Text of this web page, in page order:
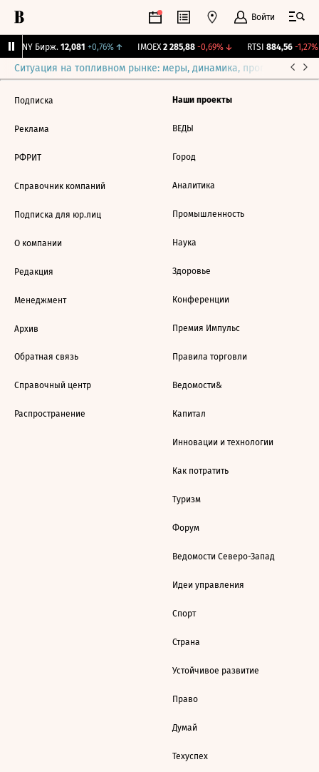
Войти
CNY Бирж. 12,081 +0,76%↑ IMOEX 2 285,88 -0,69%↓ RTSI 884,56 -1,27%
Ситуация на топливном рынке: меры, динамика, прогнозы
Подписка
Реклама
РФРИТ
Справочник компаний
Подписка для юр.лиц
О компании
Редакция
Менеджмент
Архив
Обратная связь
Справочный центр
Распространение
Наши проекты
ВЕДЫ
Город
Аналитика
Промышленность
Наука
Здоровье
Конференции
Премия Импульс
Правила торговли
Ведомости&
Капитал
Инновации и технологии
Как потратить
Туризм
Форум
Ведомости Северо-Запад
Идеи управления
Спорт
Страна
Устойчивое развитие
Право
Думай
Техуспех